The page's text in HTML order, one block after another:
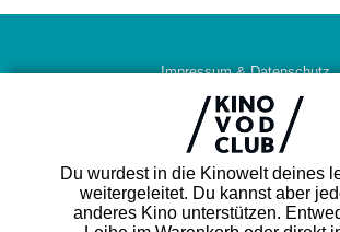
Du wurdest in die Kinowelt deines
weitergeleitet. Du kannst aber
anderes Kino unterstützen.
Impressum & Datenschutz
AGB
Kontakt
FAQ
Newsletter
Partner